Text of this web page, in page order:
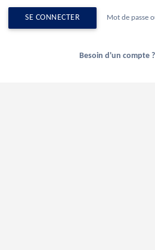
SE CONNECTER Mot de passe
Besoin d'un compte ?